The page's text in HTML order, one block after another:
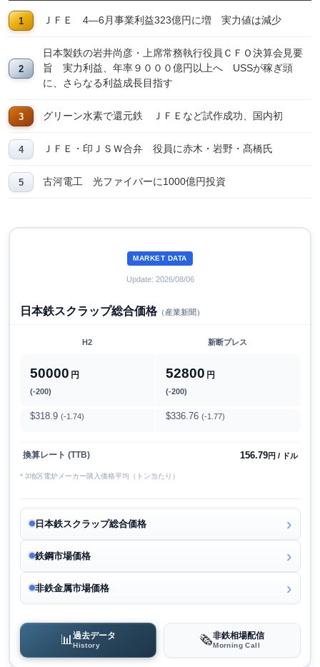
ＪＦＥ 4―6月事業利益323億円に増 実力値は減少
日本製鉄の岩井尚彦・上席常務執行役員ＣＦＯ決算会見要
旨 実力利益、年率９０００億円以上へ USSが稼ぎ頭
に、さらなる利益成長目指す
グリーン水素で還元鉄 ＪＦＥなど試作成功、国内初
ＪＦＥ・印ＪＳＷ合弁 役員に赤木・岩野・髙橋氏
古河電工 光ファイバーに1000億円投資
MARKET DATA
Update: 2026/08/06
日本鉄スクラップ総合価格（産業新聞）
H2 新断プレス
50000 円
(-200)
52800 円
(-200)
$318.9 (-1.74) $336.76 (-1.77)
換算レート (TTB) 156.79円 / ドル
* 3地区電炉メーカー購入価格平均（トン当たり）
日本鉄スクラップ総合価格
鉄鋼市場価格
非鉄金属市場価格
📊過去データ
History 🗞️非鉄相場配信
Morning Call